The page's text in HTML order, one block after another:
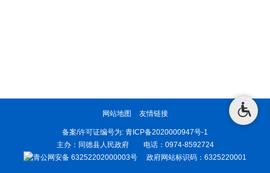
网站地图 友情链接
备案/许可证编号为: 青ICP备2020000947号-1
主办：同德县人民政府 电话：0974-8592724
青公网安备 63252202000003号 政府网站标识码：6325220001